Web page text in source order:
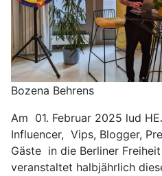
Bozena Behrens
Am 01. Februar 2025 lud
Influencer, Vips, Blogger,
Gäste in die Berliner
veranstaltet halbjährlich